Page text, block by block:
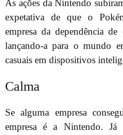
As ações da Nintendo
expetativa de que o
empresa da dependência
lançando-a para o mundo
casuais em dispositivos
Calma
Se alguma empresa
empresa é a Nintendo.